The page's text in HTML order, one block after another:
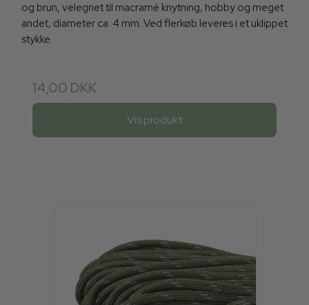
og brun, velegnet til macramé knytning, hobby og meget
andet, diameter ca. 4 mm. Ved flerkøb leveres i et uklippet
stykke.
14,00 DKK
Vis produkt